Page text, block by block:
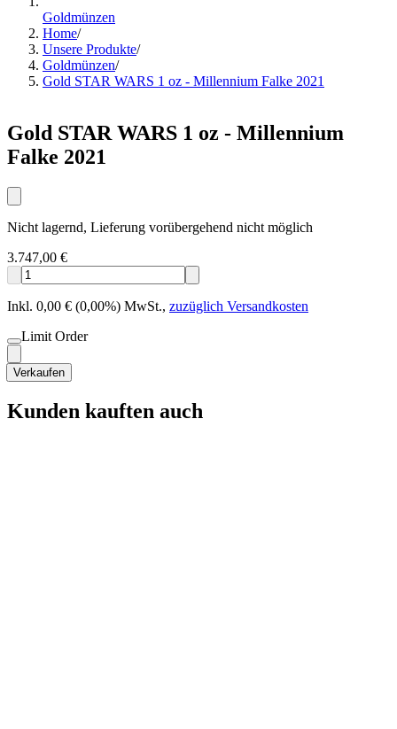
Goldmünzen
Home/
Unsere Produkte/
Goldmünzen/
Gold STAR WARS 1 oz - Millennium Falke 2021
Gold STAR WARS 1 oz - Millennium
Falke 2021
Nicht lagernd, Lieferung vorübergehend nicht möglich
3.747,00 €
Inkl. 0,00 € (0,00%) MwSt., zuzüglich Versandkosten
Limit Order
Verkaufen
Kunden kauften auch